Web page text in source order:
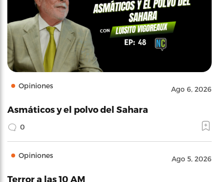
Opiniones Ago 6, 2026
Asmáticos y el polvo del Sahara
0
Opiniones Ago 5, 2026
Terror a las 10 AM